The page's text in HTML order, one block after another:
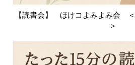
【読書会】 ほけコよみよみ会
＞